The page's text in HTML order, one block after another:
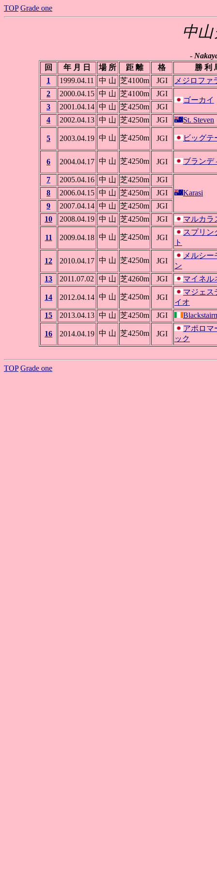
TOP Grade one
中
-
回
年 月 日 場 所 距 離 格
勝 利
1
1999.04.11 中 山 芝4100m JGI
メジロファ
2
2000.04.15 中 山 芝4100m JGI
ゴーカイ
3
2001.04.14 中 山 芝4250m
JGI
4
2002.04.13 中 山 芝4250m JGI St. Steven
5 2003.04.19 中 山 芝4250m JGI ビッグテ
6 2004.04.17 中 山 芝4250m JGI ブランデ
7 2005.04.16 中 山 芝4250m
JGI
Karasi
8 2006.04.15 中 山 芝4250m
JGI
9
2007.04.14 中 山 芝4250m
JGI
10
2008.04.19 中 山 芝4250m JGI マルカラ
11 2009.04.18 中 山 芝4250m JGI
スプリン
ト
12 2010.04.17 中 山 芝4250m JGI
メルシー
ン
13
2011.07.02 中 山 芝4260m JGI マイネル
14 2012.04.14 中 山 芝4250m JGI
マジェス
イオ
15
2013.04.13 中 山 芝4250m JGI
16 2014.04.19 中 山 芝4250m JGI
アポロマ
ック
TOP Grade one